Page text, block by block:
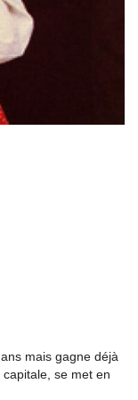
mais gagne déjà
se met en